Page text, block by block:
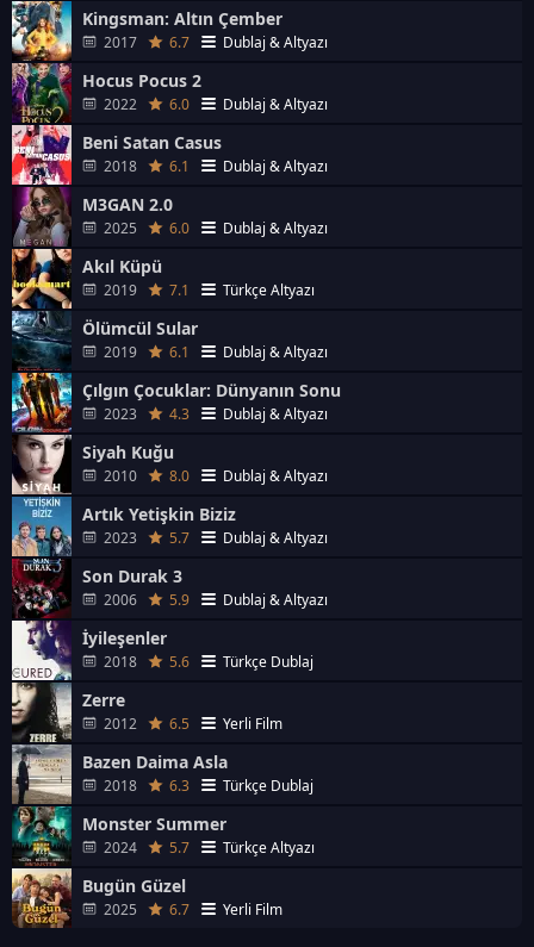
Kingsman: Altın Çember
2017 6.7 Dublaj & Altyazı
Hocus Pocus 2
2022 6.0 Dublaj & Altyazı
Beni Satan Casus
2018 6.1 Dublaj & Altyazı
M3GAN 2.0
2025 6.0 Dublaj & Altyazı
Akıl Küpü
2019 7.1 Türkçe Altyazı
Ölümcül Sular
2019 6.1 Dublaj & Altyazı
Çılgın Çocuklar: Dünyanın Sonu
2023 4.3 Dublaj & Altyazı
Siyah Kuğu
2010 8.0 Dublaj & Altyazı
Artık Yetişkin Biziz
2023 5.7 Dublaj & Altyazı
Son Durak 3
2006 5.9 Dublaj & Altyazı
İyileşenler
2018 5.6 Türkçe Dublaj
Zerre
2012 6.5 Yerli Film
Bazen Daima Asla
2018 6.3 Türkçe Dublaj
Monster Summer
2024 5.7 Türkçe Altyazı
Bugün Güzel
2025 6.7 Yerli Film